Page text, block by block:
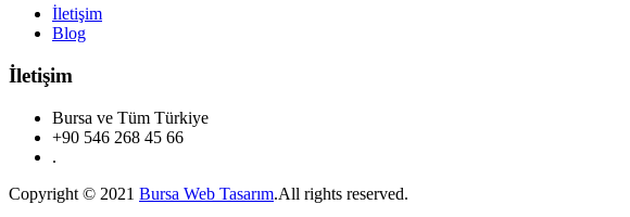
İletişim
Blog
İletişim
Bursa ve Tüm Türkiye
+90 546 268 45 66
.
Copyright © 2021 Bursa Web Tasarım.All rights reserved.